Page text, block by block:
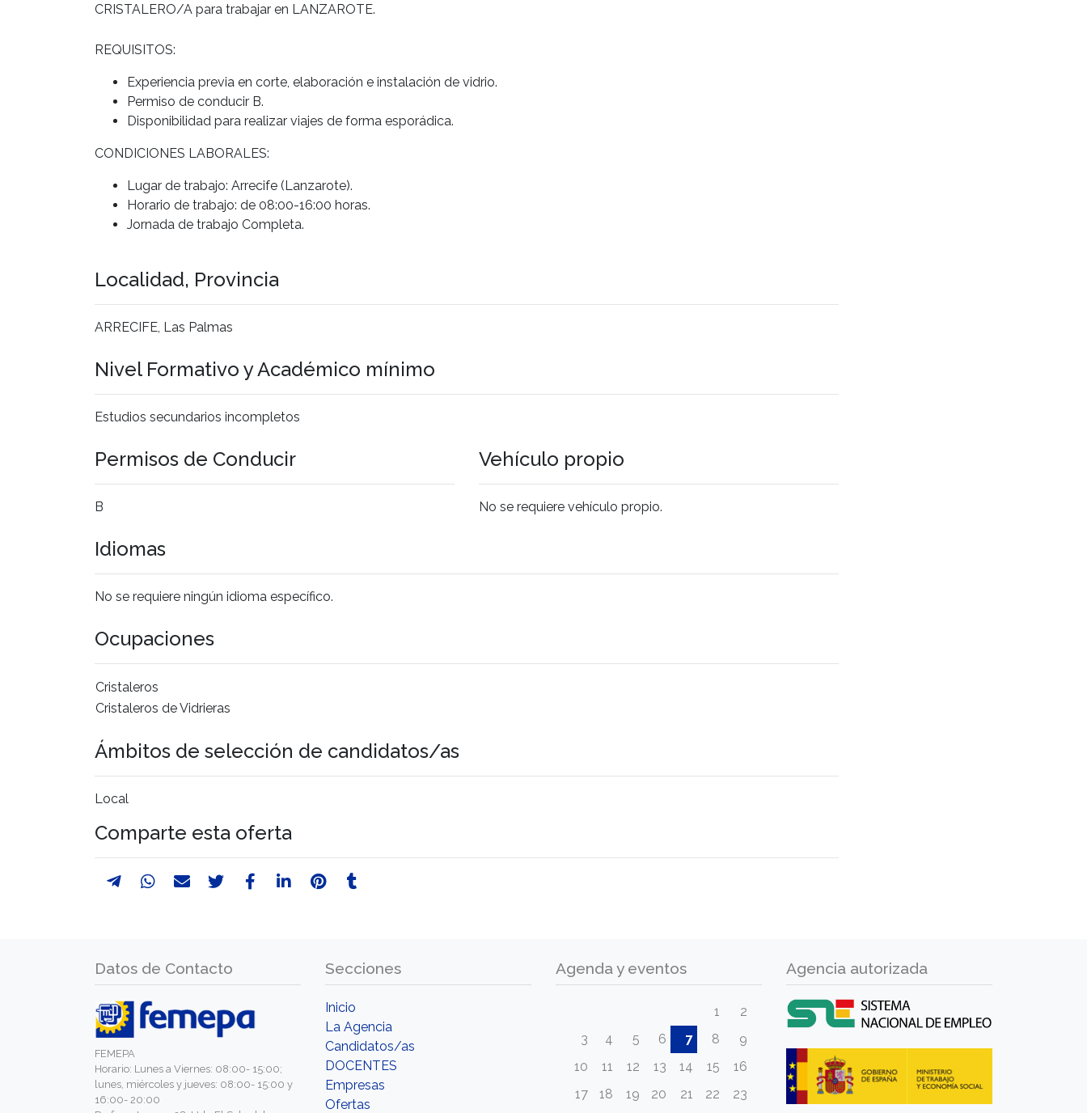
CRISTALERO/A para trabajar en LANZAROTE.
REQUISITOS:
Experiencia previa en corte, elaboración e instalación de vidrio.
Permiso de conducir B.
Disponibilidad para realizar viajes de forma esporádica.
CONDICIONES LABORALES:
Lugar de trabajo: Arrecife (Lanzarote).
Horario de trabajo: de 08:00-16:00 horas.
Jornada de trabajo Completa.
Localidad, Provincia
ARRECIFE, Las Palmas
Nivel Formativo y Académico mínimo
Estudios secundarios incompletos
Permisos de Conducir
B
Vehículo propio
No se requiere vehículo propio.
Idiomas
No se requiere ningún idioma específico.
Ocupaciones
Cristaleros
Cristaleros de Vidrieras
Ámbitos de selección de candidatos/as
Local
Comparte esta oferta
Datos de Contacto
FEMEPA
Horario: Lunes a Viernes: 08:00- 15:00;
lunes, miércoles y jueves: 08:00- 15:00 y
16:00- 20:00
Secciones
Inicio
La Agencia
Candidatos/as
DOCENTES
Empresas
Ofertas
Agenda y eventos
1
2
3
4 5 6 7 8
9
10
11 12 13 14 15
16
17
18 19 20 21 22 23
Agencia autorizada